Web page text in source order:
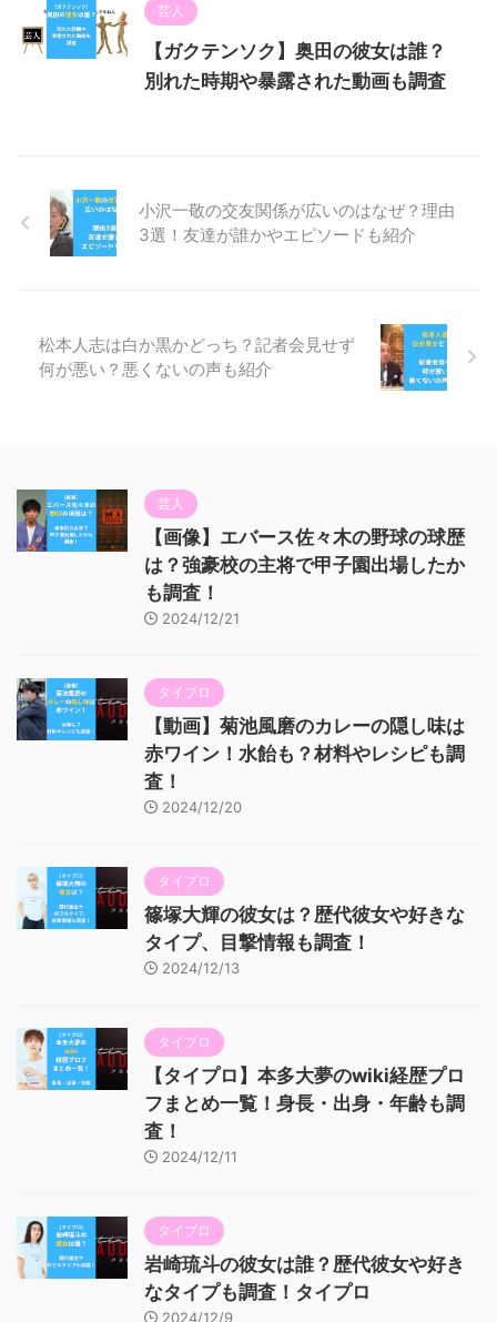
芸人
【ガクテンソク】奥田の彼女は誰？
別れた時期や暴露された動画も調査
小沢一敬の交友関係が広いのはなぜ？理由
3選！友達が誰かやエピソードも紹介
松本人志は白か黒かどっち？記者会見せず
何が悪い？悪くないの声も紹介
芸人
【画像】エバース佐々木の野球の球歴
は？強豪校の主将で甲子園出場したか
も調査！
2024/12/21
タイプロ
【動画】菊池風磨のカレーの隠し味は
赤ワイン！水飴も？材料やレシピも調
査！
2024/12/20
タイプロ
篠塚大輝の彼女は？歴代彼女や好きな
タイプ、目撃情報も調査！
2024/12/13
タイプロ
【タイプロ】本多大夢のwiki経歴プロ
フまとめ一覧！身長・出身・年齢も調
査！
2024/12/11
タイプロ
岩崎琉斗の彼女は誰？歴代彼女や好き
なタイプも調査！タイプロ
2024/12/9